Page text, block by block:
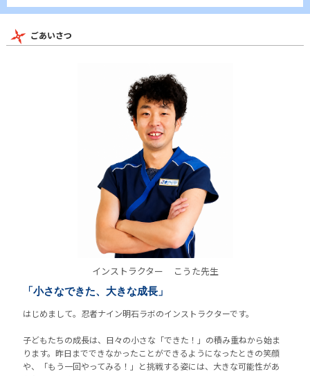
ごあいさつ
インストラクター こうた先生
「小さなできた、大きな成長」
はじめまして。忍者ナイン明石ラボのインストラクターです。
子どもたちの成長は、日々の小さな「できた！」の積み重ねから始ま
ります。昨日までできなかったことができるようになったときの笑顔
や、「もう一回やってみる！」と挑戦する姿には、大きな可能性があ